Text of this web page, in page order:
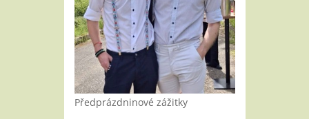
Předprázdninové zážitky